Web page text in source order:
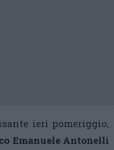
ieri pomeriggio,
Emanuele Antonelli